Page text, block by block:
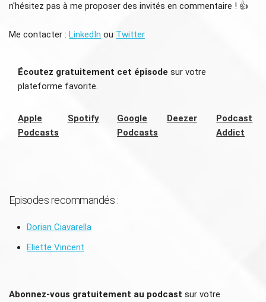
n'hésitez pas à me proposer des invités en commentaire ! 👍
Me contacter : LinkedIn ou Twitter
Écoutez gratuitement cet épisode sur votre
plateforme favorite.
Apple
Podcasts
Spotify
Google
Podcasts
Deezer
Podcast
Addict
Episodes recommandés :
Dorian Ciavarella
Eliette Vincent
Abonnez-vous gratuitement au podcast sur votre